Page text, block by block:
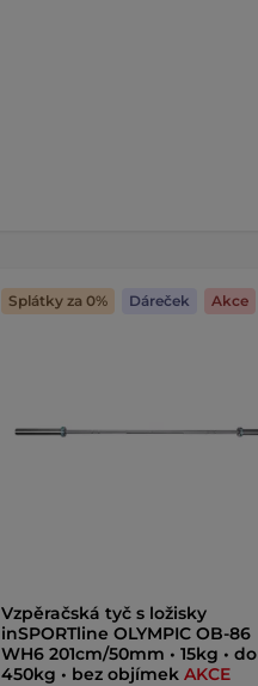
Splátky za 0% Dáreček Akce
Vzpěračská tyč s ložisky
inSPORTline OLYMPIC OB-86
WH6 201cm/50mm • 15kg • do
450kg • bez objímek AKCE